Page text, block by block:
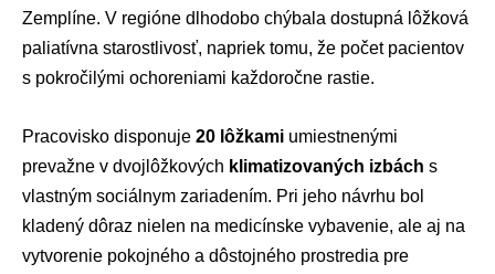
Zemplíne. V regióne dlhodobo chýbala dostupná lôžková
paliatívna starostlivosť, napriek tomu, že počet pacientov
s pokročilými ochoreniami každoročne rastie.
Pracovisko disponuje 20 lôžkami umiestnenými
prevažne v dvojlôžkových klimatizovaných izbách s
vlastným sociálnym zariadením. Pri jeho návrhu bol
kladený dôraz nielen na medicínske vybavenie, ale aj na
vytvorenie pokojného a dôstojného prostredia pre